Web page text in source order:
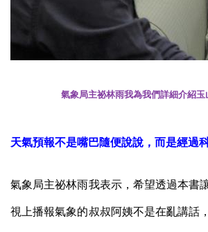
氣象局主祕林雨我為我們詳細介紹玉
天氣預報不是嘴巴隨便說說，而是經過
氣象局主祕林雨我表示，希望透過本書
視上播報氣象的叔叔阿姨不是在亂講話